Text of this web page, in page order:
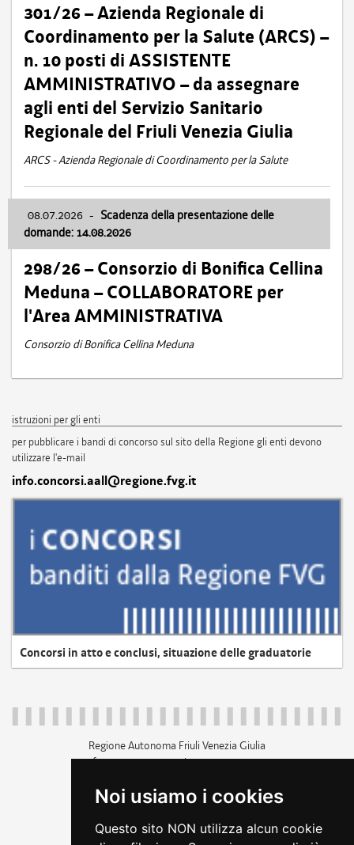
Noi usiamo i cookies
Questo sito NON utilizza alcun cookie
301/26 – Azienda Regionale di
Coordinamento per la Salute (ARCS) –
n. 10 posti di ASSISTENTE
AMMINISTRATIVO – da assegnare
agli enti del Servizio Sanitario
Regionale del Friuli Venezia Giulia
ARCS - Azienda Regionale di Coordinamento per la Salute
08.07.2026 - Scadenza della presentazione delle
domande: 14.08.2026
298/26 – Consorzio di Bonifica Cellina
Meduna – COLLABORATORE per
l'Area AMMINISTRATIVA
Consorzio di Bonifica Cellina Meduna
istruzioni per gli enti
per pubblicare i bandi di concorso sul sito della Regione gli enti devono
utilizzare l'e-mail
info.concorsi.aall@regione.fvg.it
Concorsi in atto e conclusi, situazione delle graduatorie
Regione Autonoma Friuli Venezia Giulia
c.f. 80014930327; p.iva 00526040324
+39 040 3771111